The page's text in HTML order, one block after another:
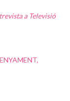
a Televisió